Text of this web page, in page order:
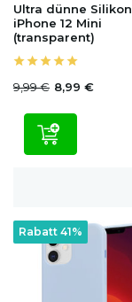
Ultra dünne
iPhone 12 Mini
(transparent)
9,99 € 8,99 €
Rabatt 41%